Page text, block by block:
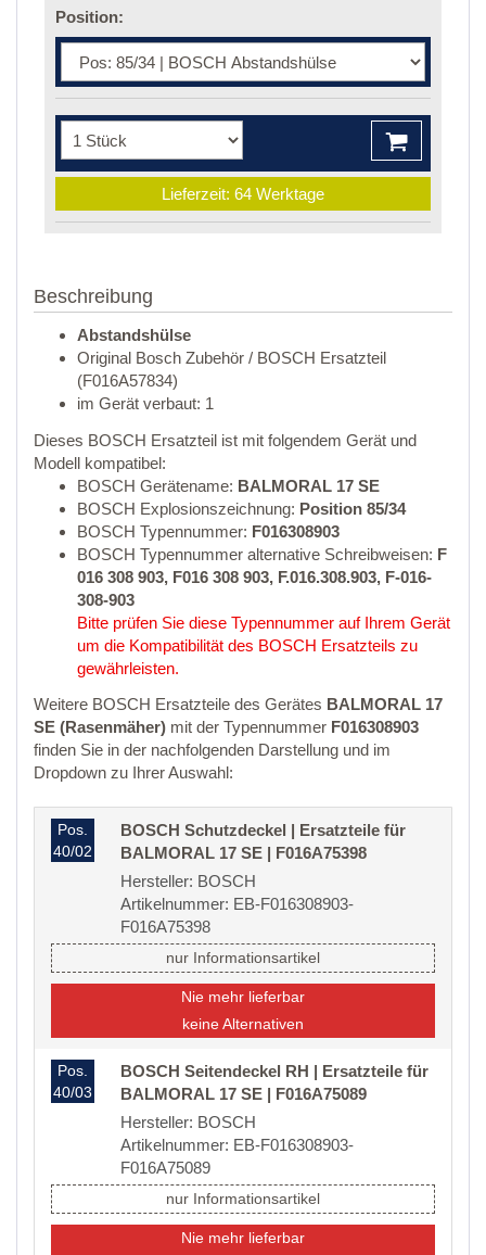
Position:
Lieferzeit: 64 Werktage
Beschreibung
Abstandshülse
Original Bosch Zubehör / BOSCH Ersatzteil
(F016A57834)
im Gerät verbaut: 1
Dieses BOSCH Ersatzteil ist mit folgendem Gerät und
Modell kompatibel:
BOSCH Gerätename: BALMORAL 17 SE
BOSCH Explosionszeichnung: Position 85/34
BOSCH Typennummer: F016308903
BOSCH Typennummer alternative Schreibweisen: F
016 308 903, F016 308 903, F.016.308.903, F-016-
308-903
Bitte prüfen Sie diese Typennummer auf Ihrem Gerät
um die Kompatibilität des BOSCH Ersatzteils zu
gewährleisten.
Weitere BOSCH Ersatzteile des Gerätes BALMORAL 17
SE (Rasenmäher) mit der Typennummer F016308903
finden Sie in der nachfolgenden Darstellung und im
Dropdown zu Ihrer Auswahl:
Pos.
40/02
BOSCH Schutzdeckel | Ersatzteile für
BALMORAL 17 SE | F016A75398
Hersteller: BOSCH
Artikelnummer: EB-F016308903-
F016A75398
nur Informationsartikel
Nie mehr lieferbar
keine Alternativen
Pos.
40/03
BOSCH Seitendeckel RH | Ersatzteile für
BALMORAL 17 SE | F016A75089
Hersteller: BOSCH
Artikelnummer: EB-F016308903-
F016A75089
nur Informationsartikel
Nie mehr lieferbar